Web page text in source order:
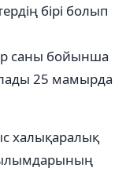
бірі болып
саны бойынша
25 мамырда
халықаралық